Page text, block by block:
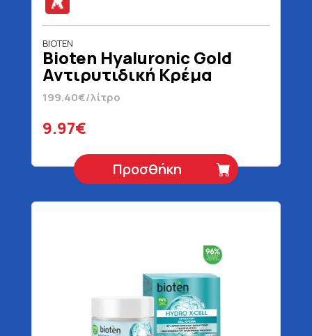
BIOTEN
Bioten Hyaluronic Gold
Αντιρυτιδική Κρέμα
Νύχτας 50 ml
199.40€/λίτρο
9.97€
Προσθήκη